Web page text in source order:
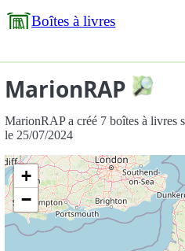
Boîtes à livres
MarionRAP
MarionRAP a créé 7 boîtes à livres
le 25/07/2024
+
−